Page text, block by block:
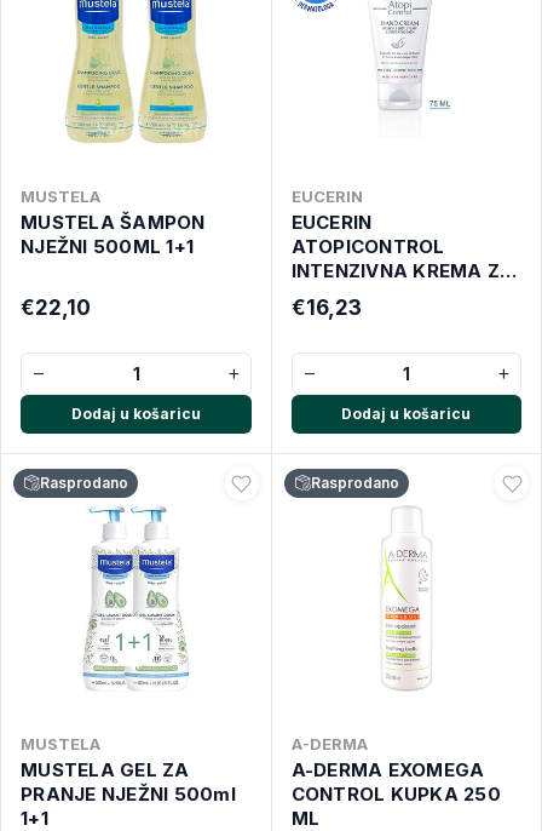
MUSTELA
MUSTELA ŠAMPON
NJEŽNI 500ML 1+1
€22,10
− +
Dodaj u košaricu
EUCERIN
EUCERIN
ATOPICONTROL
INTENZIVNA KREMA ZA
RUKE 75 ML
€16,23
− +
Dodaj u košaricu
Rasprodano
MUSTELA
MUSTELA GEL ZA
PRANJE NJEŽNI 500ml
1+1
Rasprodano
A-DERMA
A-DERMA EXOMEGA
CONTROL KUPKA 250
ML